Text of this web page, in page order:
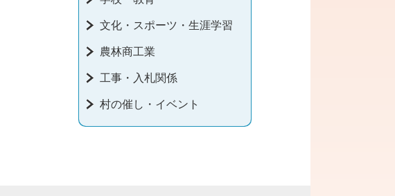
文化・スポーツ・生涯学習
農林商工業
工事・入札関係
村の催し・イベント